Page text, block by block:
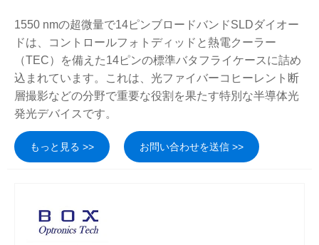
1550 nmの超微量で14ピンブロードバンドSLDダイオー
ドは、コントロールフォトディッドと熱電クーラー
（TEC）を備えた14ピンの標準バタフライケースに詰め
込まれています。これは、光ファイバーコヒーレント断
層撮影などの分野で重要な役割を果たす特別な半導体光
発光デバイスです。
もっと見る >> お問い合わせを送信 >>